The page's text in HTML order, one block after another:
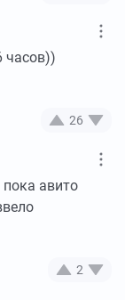
часов))
26
авито
2